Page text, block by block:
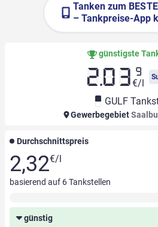
Tanken zum
– Tankpreise-App
günstigste
2.03 9
€/l
GULF
Gewerbegebiet
Durchschnittspreis
2,32€/l
basierend auf 6Tankstellen
günstig